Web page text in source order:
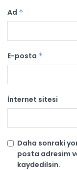
Ad *
E-posta *
İnternet sitesi
Daha sonraki
posta adresim
kaydedilsin.